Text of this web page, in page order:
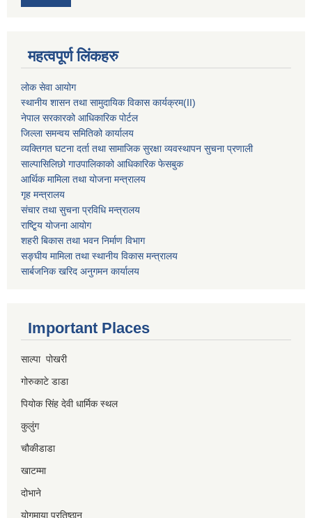
महत्वपूर्ण लिंकहरु
लोक सेवा आयोग
स्थानीय शासन तथा सामुदायिक विकास कार्यक्रम(II)
नेपाल सरकारको आधिकारिक पोर्टल
जिल्ला समन्वय समितिको कार्यालय
व्यक्तिगत घटना दर्ता तथा सामाजिक सुरक्षा व्यवस्थापन सुचना प्रणाली
साल्पासिलिछो गाउपालिकाको आधिकारिक फेसबुक
आर्थिक मामिला तथा योजना मन्त्रालय
गृह मन्त्रालय
संचार तथा सुचना प्रविधि मन्त्रालय
राष्टि्ृय योजना आयोग
शहरी बिकास तथा भवन निर्माण विभाग
सङ्घीय मामिला तथा स्थानीय विकास मन्त्रालय
सार्बजनिक खरिद अनुगमन कार्यालय
Important Places
साल्पा पोखरी
गोरुकाटे डाडा
पियोक सिंह देवी धार्मिक स्थल
कुलुंग
चौकीडाडा
खाटम्मा
दोभाने
योगमाया प्रतिष्ठान